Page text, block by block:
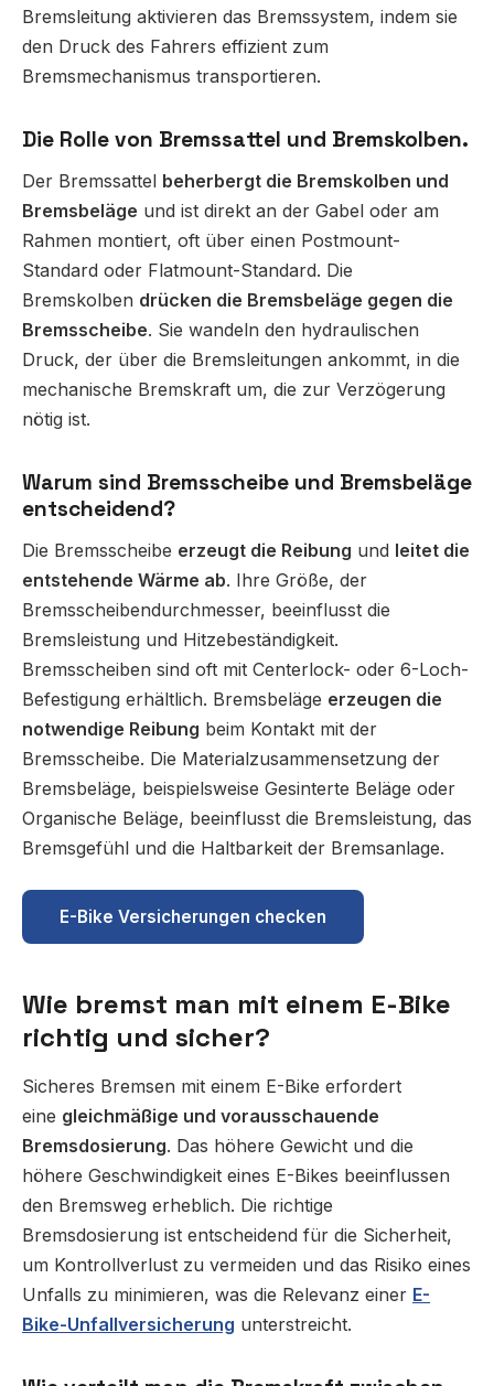
Bremsleitung aktivieren das Bremssystem, indem sie
den Druck des Fahrers effizient zum
Bremsmechanismus transportieren.
Die Rolle von Bremssattel und Bremskolben.
Der Bremssattel beherbergt die Bremskolben und
Bremsbeläge und ist direkt an der Gabel oder am
Rahmen montiert, oft über einen Postmount-
Standard oder Flatmount-Standard. Die
Bremskolben drücken die Bremsbeläge gegen die
Bremsscheibe. Sie wandeln den hydraulischen
Druck, der über die Bremsleitungen ankommt, in die
mechanische Bremskraft um, die zur Verzögerung
nötig ist.
Warum sind Bremsscheibe und Bremsbeläge
entscheidend?
Die Bremsscheibe erzeugt die Reibung und leitet die
entstehende Wärme ab. Ihre Größe, der
Bremsscheibendurchmesser, beeinflusst die
Bremsleistung und Hitzebeständigkeit.
Bremsscheiben sind oft mit Centerlock- oder 6-Loch-
Befestigung erhältlich. Bremsbeläge erzeugen die
notwendige Reibung beim Kontakt mit der
Bremsscheibe. Die Materialzusammensetzung der
Bremsbeläge, beispielsweise Gesinterte Beläge oder
Organische Beläge, beeinflusst die Bremsleistung, das
Bremsgefühl und die Haltbarkeit der Bremsanlage.
E-Bike Versicherungen checken
Wie bremst man mit einem E-Bike
richtig und sicher?
Sicheres Bremsen mit einem E-Bike erfordert
eine gleichmäßige und vorausschauende
Bremsdosierung. Das höhere Gewicht und die
höhere Geschwindigkeit eines E-Bikes beeinflussen
den Bremsweg erheblich. Die richtige
Bremsdosierung ist entscheidend für die Sicherheit,
um Kontrollverlust zu vermeiden und das Risiko eines
Unfalls zu minimieren, was die Relevanz einer E-
Bike-Unfallversicherung unterstreicht.